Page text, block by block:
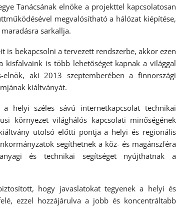
Tanácsának elnöke a projekttel kapcsolatosan
megvalósítható a hálózat kiépítése,
sarkallja.
is bekapcsolni a tervezett rendszerbe, akkor ezen
is több lehetőséget kapnak a világgal
aki 2013 szeptemberében a finnországi
kiáltványát.
helyi széles sávú internetkapcsolat technikai
környezet világhálós kapcsolati minőségének
utolsó előtti pontja a helyi és regionális
segíthetnek a köz- és magánszféra
és technikai segítséget nyújthatnak a
hogy javaslatokat tegyenek a helyi és
ezzel hozzájárulva a jobb és koncentráltabb